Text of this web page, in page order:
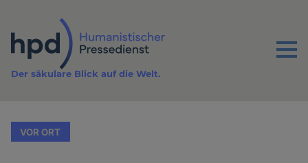
Inhalt
Menu
Der säkulare Blick auf die Welt.
VOR ORT